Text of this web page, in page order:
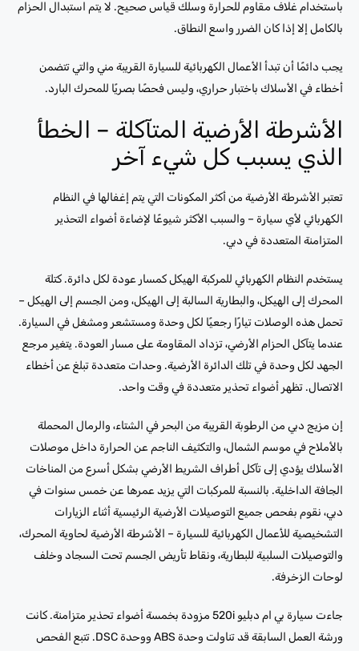
باستخدام غلاف مقاوم للحرارة وسلك قياس صحيح. لا يتم استبدال الحزام
بالكامل إلا إذا كان الضرر واسع النطاق.
يجب دائمًا أن تبدأ الأعمال الكهربائية للسيارة القريبة مني والتي تتضمن
أخطاء في الأسلاك باختبار حراري، وليس فحصًا بصريًا للمحرك البارد.
الأشرطة الأرضية المتآكلة – الخطأ
الذي يسبب كل شيء آخر
تعتبر الأشرطة الأرضية من أكثر المكونات التي يتم إغفالها في النظام
الكهربائي لأي سيارة – والسبب الأكثر شيوعًا لإضاءة أضواء التحذير
المتزامنة المتعددة في دبي.
يستخدم النظام الكهربائي للمركبة الهيكل كمسار عودة لكل دائرة. كتلة
المحرك إلى الهيكل، والبطارية السالبة إلى الهيكل، ومن الجسم إلى الهيكل –
تحمل هذه الوصلات تيارًا رجعيًا لكل وحدة ومستشعر ومشغل في السيارة.
عندما يتآكل الحزام الأرضي، تزداد المقاومة على مسار العودة. يتغير مرجع
الجهد لكل وحدة في تلك الدائرة الأرضية. وحدات متعددة تبلغ عن أخطاء
الاتصال. تظهر أضواء تحذير متعددة في وقت واحد.
إن مزيج دبي من الرطوبة القريبة من البحر في الشتاء، والرمال المحملة
بالأملاح في موسم الشمال، والتكثيف الناجم عن الحرارة داخل موصلات
الأسلاك يؤدي إلى تآكل أطراف الشريط الأرضي بشكل أسرع من المناخات
الجافة الداخلية. بالنسبة للمركبات التي يزيد عمرها عن خمس سنوات في
دبي، نقوم بفحص جميع التوصيلات الأرضية الرئيسية أثناء الزيارات
التشخيصية للأعمال الكهربائية للسيارة – الأشرطة الأرضية لحاوية المحرك،
والتوصيلات السلبية للبطارية، ونقاط تأريض الجسم تحت السجاد وخلف
لوحات الزخرفة.
جاءت سيارة بي ام دبليو 520i مزودة بخمسة أضواء تحذير متزامنة. كانت
ورشة العمل السابقة قد تناولت وحدة ABS ووحدة DSC. تتبع الفحص